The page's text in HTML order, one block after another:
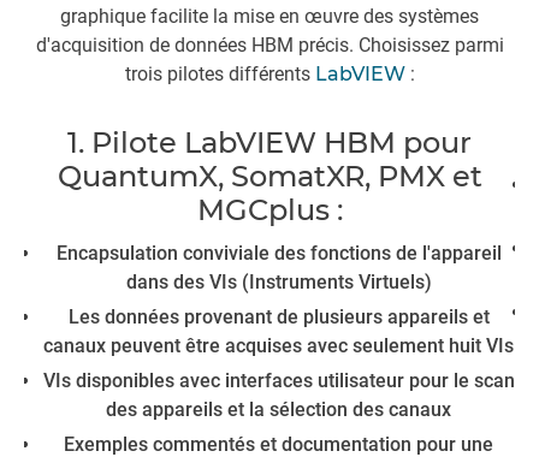
graphique facilite la mise en œuvre des systèmes
d'acquisition de données HBM précis. Choisissez parmi
trois pilotes différents LabVIEW:
1. Pilote LabVIEW HBM pour
QuantumX, SomatXR, PMX et
MGCplus :
Encapsulation conviviale des fonctions de l'appareil
dans des VIs (Instruments Virtuels)
Les données provenant de plusieurs appareils et
canaux peuvent être acquises avec seulement huit VIs
VIs disponibles avec interfaces utilisateur pour le scan
des appareils et la sélection des canaux
Exemples commentés et documentation pour une